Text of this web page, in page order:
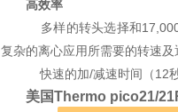
高效率
多样的转头选择和
复杂的离心应用所需要
快速的加/减速时间（12
美国Thermo pico21/